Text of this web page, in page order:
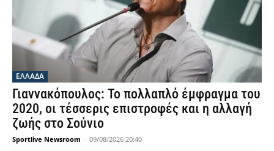
ΕΛΛΑΔΑ
Γιαννακόπουλος: Το πολλαπλό έμφραγμα του
2020, οι τέσσερις επιστροφές και η αλλαγή
ζωής στο Σούνιο
Sportlive Newsroom - 09/08/2026 20:40